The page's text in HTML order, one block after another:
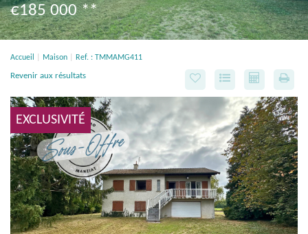
CONTACTEZ-NOUS !
€185 000 **
Accueil Maison Ref. : TMMAMG411
Revenir aux résultats
EXCLUSIVITÉ